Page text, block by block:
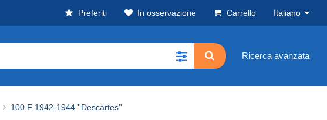
Preferiti In osservazione Carrello Italiano
Ricerca avanzata
100 F 1942-1944 ''Descartes''